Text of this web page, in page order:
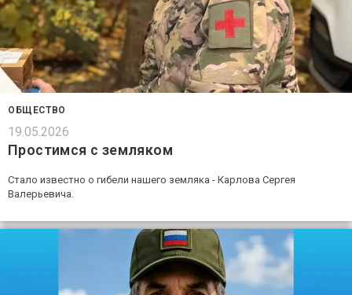
ОБЩЕСТВО
19.05.2026
Простимся с земляком
Стало известно о гибели нашего земляка - Карлова Сергея
Валерьевича.